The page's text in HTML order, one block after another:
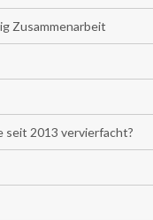
Zusammenarbeit
seit 2013 vervierfacht?